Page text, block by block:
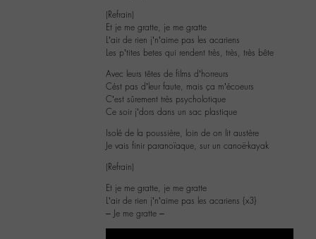
(Refrain)
Et je me gratte, je me gratte
L’air de rien j’n’aime pas les acariens
Les p’tites betes qui rendent très, très, très bête
Avec leurs têtes de films d’horreurs
Cést pas d’leur faute, mais ça m’écoeurs
C’est sûrement très psycholotique
Ce soir j’dors dans un sac plastique
Isolé de la poussière, loin de on lit austère
Je vais finir paranoïaque, sur un canoë-kayak
(Refrain)
Et je me gratte, je me gratte
L’air de rien j’n’aime pas les acariens {x3}
– Je me gratte –